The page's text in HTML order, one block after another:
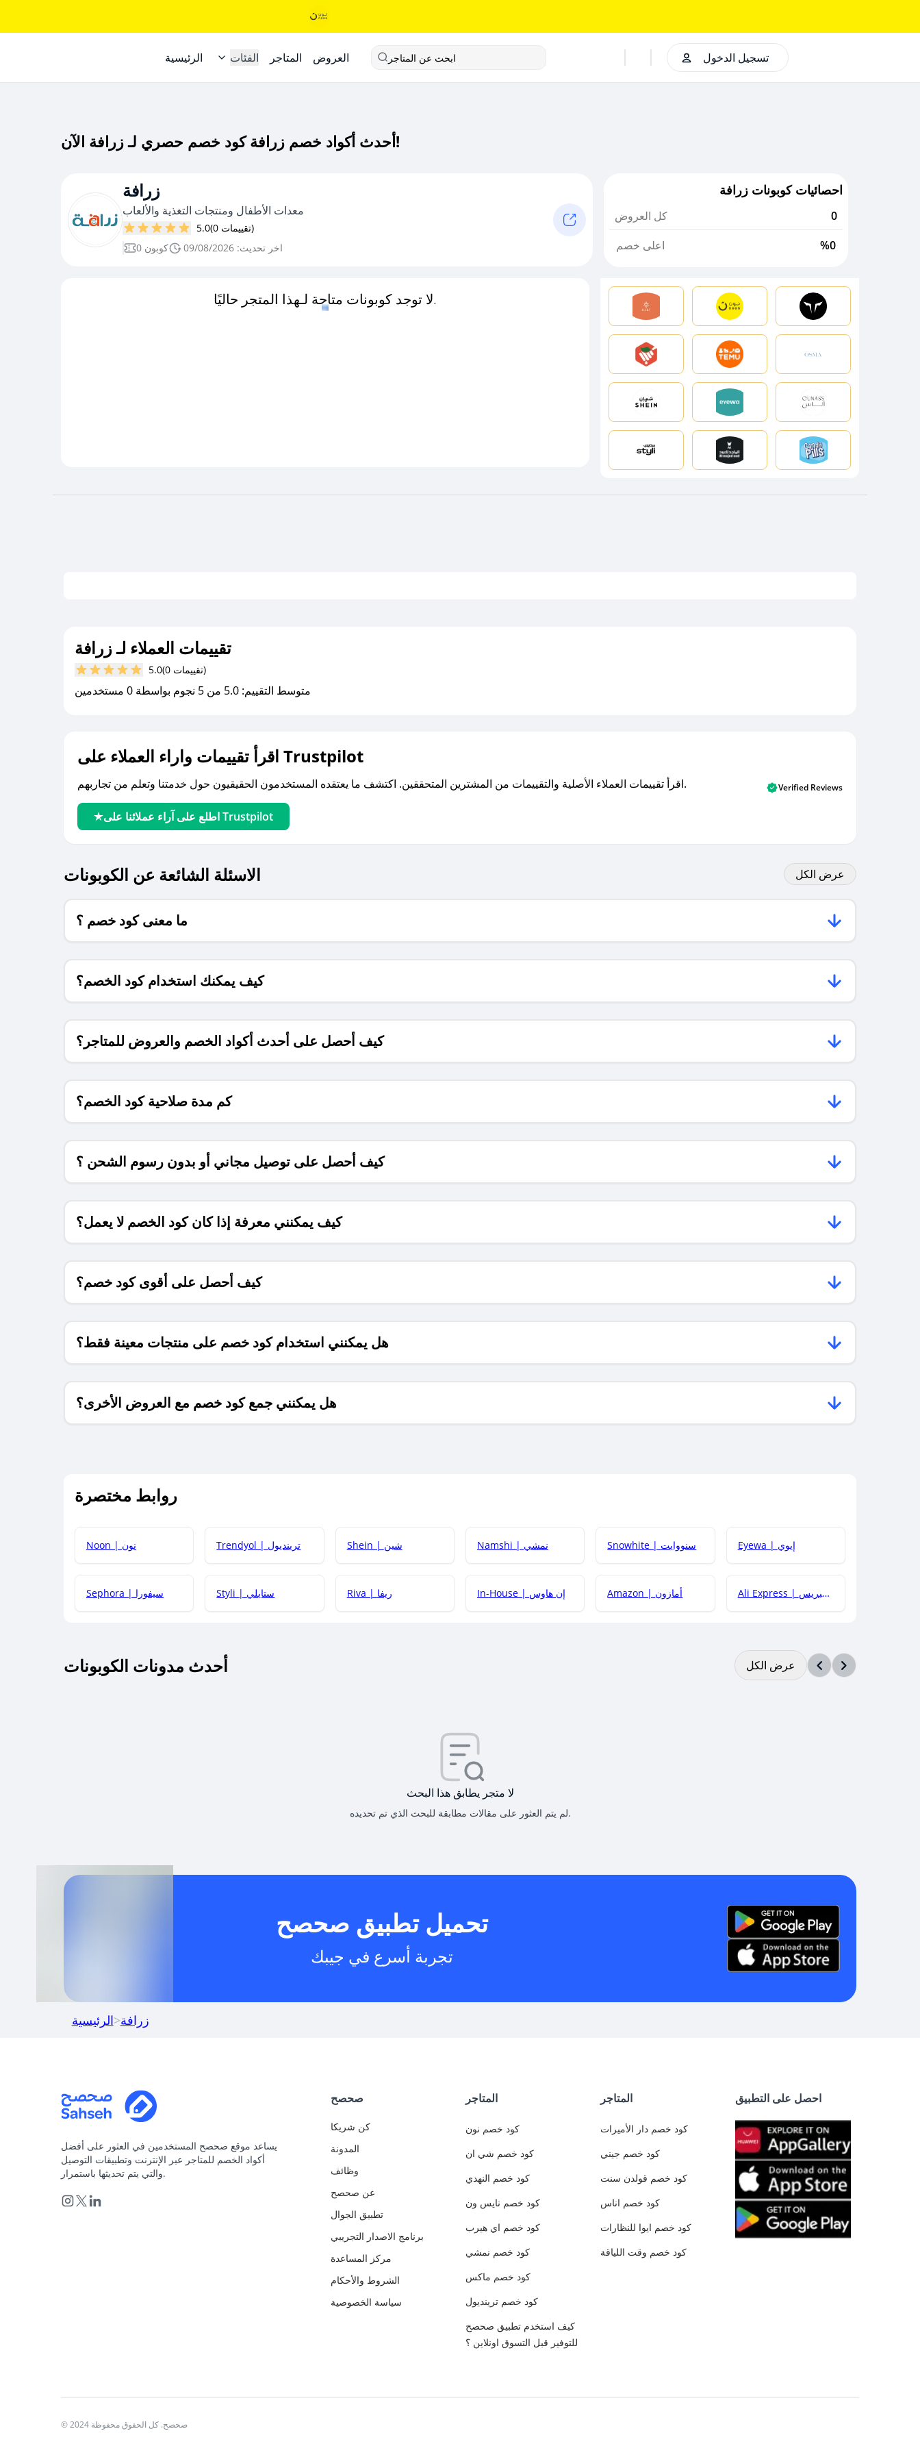
الرئيسية الفئات المتاجر العروض ابحث عن المتاجر تسجيل الدخول
أحدث أكواد خصم زرافة كود خصم حصري لـ زرافة الآن!
زرافة
معدات الأطفال ومنتجات التغذية والألعاب
5.0
(0 تقييمات)
0 كوبون
اخر تحديث: 09/08/2026
احصائيات كوبونات زرافة
كل العروض
0
اعلى خصم
%0
لا توجد كوبونات متاحة لـهذا المتجر حاليًا.
تقييمات العملاء لـ زرافة
5.0 (0 تقييمات)
متوسط التقييم: 5.0 من 5 نجوم بواسطة 0 مستخدمين
اقرأ تقييمات واراء العملاء على Trustpilot
اقرأ تقييمات العملاء الأصلية والتقييمات من المشترين المتحققين. اكتشف ما يعتقده المستخدمون الحقيقيون حول خدمتنا وتعلم من تجاربهم.
اطلع على آراء عملائنا على Trustpilot
Verified Reviews
الاسئلة الشائعة عن الكوبونات عرض الكل
ما معنى كود خصم ؟
كيف يمكنك استخدام كود الخصم؟
كيف أحصل على أحدث أكواد الخصم والعروض للمتاجر؟
كم مدة صلاحية كود الخصم؟
كيف أحصل على توصيل مجاني أو بدون رسوم الشحن ؟
كيف يمكنني معرفة إذا كان كود الخصم لا يعمل؟
كيف أحصل على أقوى كود خصم؟
هل يمكنني استخدام كود خصم على منتجات معينة فقط؟
هل يمكنني جمع كود خصم مع العروض الأخرى؟
هل يمكنني جمع كود خصم مع العروض الأخرى؟
روابط مختصرة
Noon | نون Trendyol | ترينديول Shein | شين Namshi | نمشي Snowhite | سنووايت Eyewa | إيوي
Sephora | سيفورا Styli | ستايلي Riva | ريفا In-House | إن هاوس Amazon | أمازون Ali Express | علي إكسبريس
أحدث مدونات الكوبونات عرض الكل
لا متجر يطابق هذا البحث
لم يتم العثور على مقالات مطابقة للبحث الذي تم تحديده.
تحميل تطبيق صحصح
تجربة أسرع في جيبك
الرئيسية>زرافة
يساعد موقع صحصح المستخدمين في العثور على أفضل
أكواد الخصم للمتاجر عبر الإنترنت وتطبيقات التوصيل
والتي يتم تحديثها باستمرار.
صحصح
كن شريكا
المدونة
وظائف
عن صحصح
تطبيق الجوال
برنامج الاصدار التجريبي
مركز المساعدة
الشروط والأحكام
سياسة الخصوصية
المتاجر
كود خصم نون
كود خصم شي ان
كود خصم النهدي
كود خصم نايس ون
كود خصم اي هيرب
كود خصم نمشي
كود خصم ماكس
كود خصم ترينديول
كيف استخدم تطبيق صحصح
للتوفير قبل التسوق اونلاين ؟
المتاجر
كود خصم دار الأميرات
كود خصم جيني
كود خصم قولدن سنت
كود خصم اناس
كود خصم ايوا للنظارات
كود خصم وقت اللياقة
احصل على التطبيق
© 2024 صحصح. كل الحقوق محفوظة